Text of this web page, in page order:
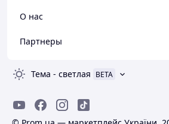
О нас
Партнеры
Тема - светлая BETA